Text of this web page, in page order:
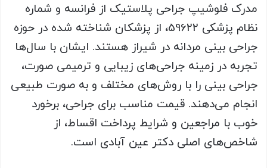
مدرک فلوشیپ جراحی پلاستیک از فرانسه و شماره
نظام پزشکی 59622، از پزشکان شناخته شده در حوزه
جراحی بینی مردانه در شیراز هستند. ایشان با سال‌ها
تجربه در زمینه جراحی‌های زیبایی و ترمیمی صورت،
جراحی بینی را با روش‌های مختلف و به صورت طبیعی
انجام می‌دهند. قیمت مناسب برای جراحی، برخورد
خوب با مراجعین و شرایط پرداخت اقساط، از
شاخص‌های اصلی دکتر عین آبادی است.